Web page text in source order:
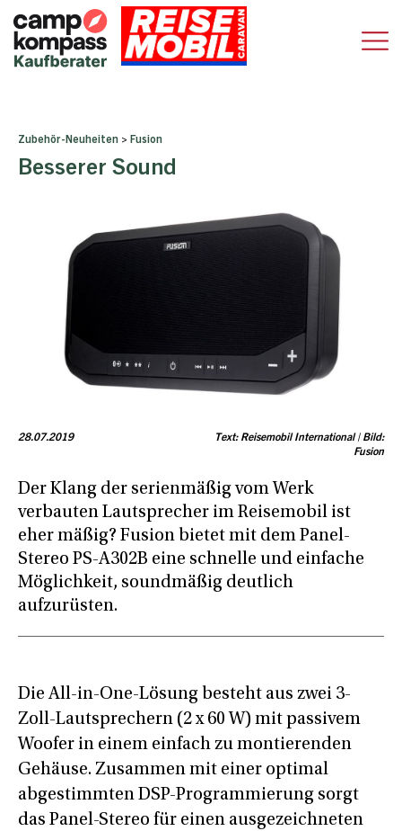
Zubehör-Neuheiten > Fusion
Besserer Sound
28.07.2019
Text: Reisemobil International | Bild:
Fusion
Der Klang der serienmäßig vom Werk
verbauten Lautsprecher im Reisemobil ist
eher mäßig? Fusion bietet mit dem Panel-
Stereo PS-A302B eine schnelle und einfache
Möglichkeit, soundmäßig deutlich
aufzurüsten.
Die All-in-One-Lösung besteht aus zwei 3-
Zoll-Lautsprechern (2 x 60 W) mit passivem
Woofer in einem einfach zu montierenden
Gehäuse. Zusammen mit einer optimal
abgestimmten DSP-Programmierung sorgt
das Panel-Stereo für einen ausgezeichneten